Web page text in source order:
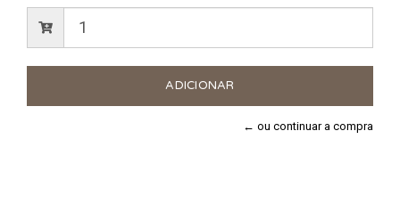
← ou continuar a compra